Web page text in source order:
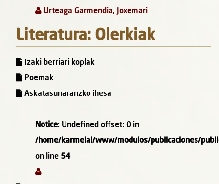
Urteaga Garmendia, Joxemari
Literatura: Olerkiak
Izaki berriari koplak
Poemak
Askatasunaranzko ihesa
Notice: Undefined offset: 0 in
/home/karmelal/www/modulos/publicaciones/
on line 54